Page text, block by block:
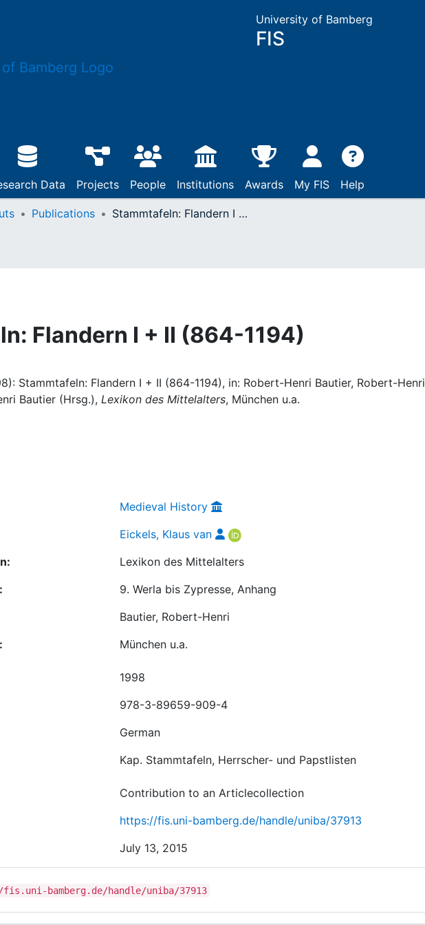
University of Bamberg
FIS
Data Projects People Institutions Awards My FIS Help
Publications Stammtafeln: Flandern I + II (864-1194)
Flandern I + II (864-1194)
Stammtafeln: Flandern I + II (864-1194), in: Robert-Henri Bautier, Robert-Henri
Bautier (Hrsg.), Lexikon des Mittelalters, München u.a.
Medieval History
Eickels, Klaus van
Lexikon des Mittelalters
9. Werla bis Zypresse, Anhang
Bautier, Robert-Henri
München u.a.
1998
978-3-89659-909-4
German
Kap. Stammtafeln, Herrscher- und Papstlisten
Contribution to an Articlecollection
https://fis.uni-bamberg.de/handle/uniba/37913
July 13, 2015
bamberg.de/handle/uniba/37913